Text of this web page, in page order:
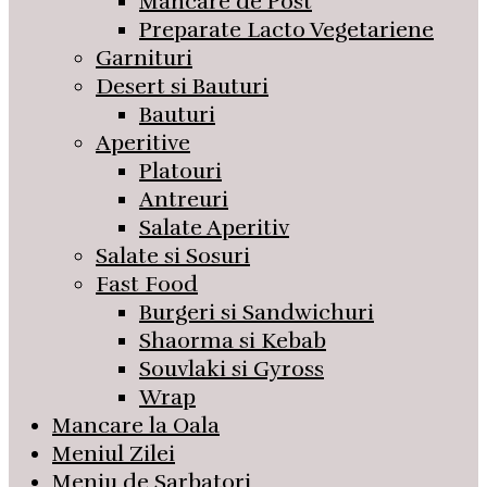
Preparate Lacto Vegetariene
Garnituri
Desert si Bauturi
Bauturi
Aperitive
Platouri
Antreuri
Salate Aperitiv
Salate si Sosuri
Fast Food
Burgeri si Sandwichuri
Shaorma si Kebab
Souvlaki si Gyross
Wrap
Mancare la Oala
Meniul Zilei